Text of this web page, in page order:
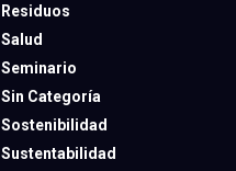
Residuos
Salud
Seminario
Sin Categoría
Sostenibilidad
Sustentabilidad